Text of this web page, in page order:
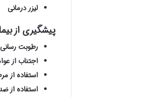
لیزر درمانی
پیشگیری از
رطوبت
اجتناب از
استفاده از
استفاده از